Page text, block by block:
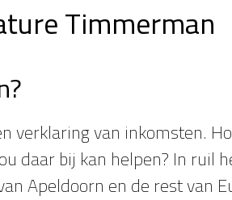
Timmerman
verklaring van inkomsten.
daar bij kan helpen? In ruil
Apeldoorn en de rest van